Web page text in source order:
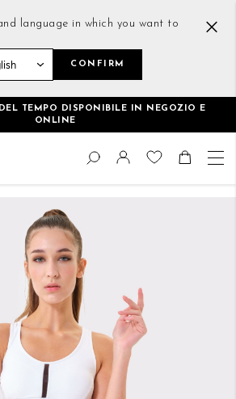
language in which you want to
CONFIRM
TEMPO DISPONIBILE IN NEGOZIO E
ONLINE
Salta
contenuto
Cambia
Cerca